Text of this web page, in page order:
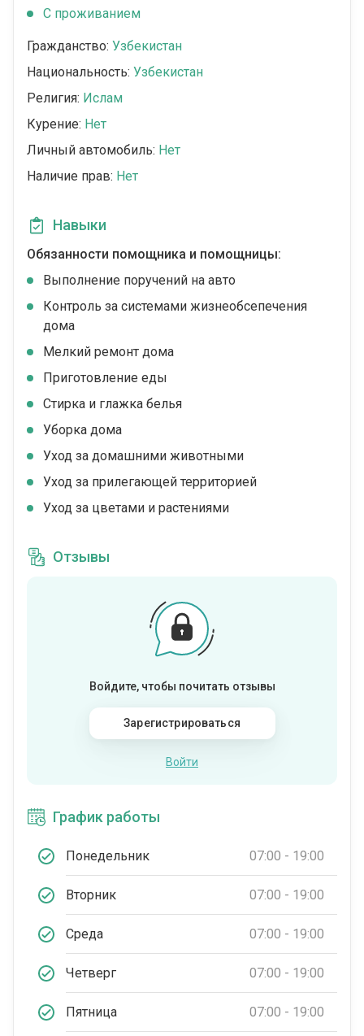
C проживанием
Гражданство: Узбекистан
Национальность: Узбекистан
Религия: Ислам
Курение: Нет
Личный автомобиль: Нет
Наличие прав: Нет
Навыки
Обязанности помощника и помощницы:
Выполнение поручений на авто
Контроль за системами жизнеобсепечения
дома
Мелкий ремонт дома
Приготовление еды
Стирка и глажка белья
Уборка дома
Уход за домашними животными
Уход за прилегающей территорией
Уход за цветами и растениями
Отзывы
Войдите, чтобы почитать отзывы
Зарегистрироваться
Войти
График работы
Понедельник 07:00 - 19:00
Вторник 07:00 - 19:00
Среда 07:00 - 19:00
Четверг 07:00 - 19:00
Пятница 07:00 - 19:00